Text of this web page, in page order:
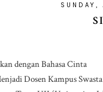
SUNDAY,
dengan Bahasa Cinta
Dosen Kampus Swasta